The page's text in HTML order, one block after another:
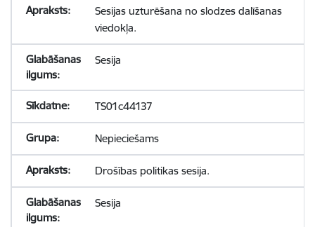
Sesijas uzturēšana no slodzes dalīšanas
viedokļa.
Sesija
TS01c44137
Nepieciešams
Drošības politikas sesija.
Sesija